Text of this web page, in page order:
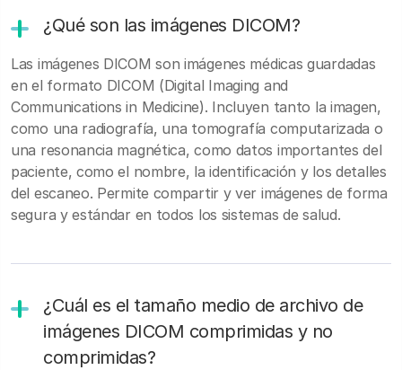
¿Qué son las imágenes DICOM?
Las imágenes DICOM son imágenes médicas guardadas
en el formato DICOM (Digital Imaging and
Communications in Medicine). Incluyen tanto la imagen,
como una radiografía, una tomografía computarizada o
una resonancia magnética, como datos importantes del
paciente, como el nombre, la identificación y los detalles
del escaneo. Permite compartir y ver imágenes de forma
segura y estándar en todos los sistemas de salud.
¿Cuál es el tamaño medio de archivo de
imágenes DICOM comprimidas y no
comprimidas?